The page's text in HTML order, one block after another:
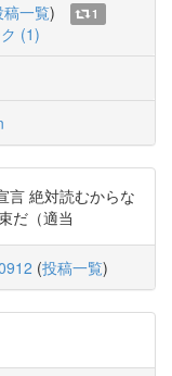
稿一覧)
1
(1)
言 絶対読むからな
だ（適当
(投稿一覧)